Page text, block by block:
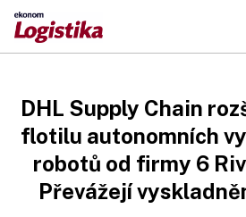
DHL Supply Chain
flotilu autonomních
robotů od firmy 6
Převážejí